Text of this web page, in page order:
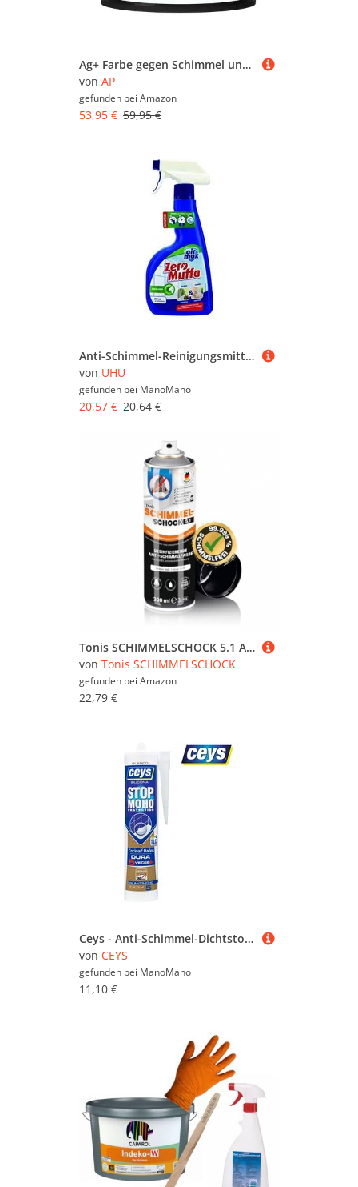
Ag+ Farbe gegen Schimmel und Schadstoffe, chlorfreie Anti-Schimmel-Farbe (5 L)
von AP
gefunden bei Amazon
53,95 € 59,95 €
Anti-Schimmel-Reinigungsmittel 500 ml uhu Bostik
von UHU
gefunden bei ManoMano
20,57 € 20,64 €
Tonis SCHIMMELSCHOCK 5.1 Anti-Schimmel-Farbe mit 99,999% antimikrobieller Wirkung | Sprühfarbe für ca. 1,5 m², wissenschaftlich nachgewiesene Sofortwirkung | Effektiv und zuverlässig
von Tonis SCHIMMELSCHOCK
gefunden bei Amazon
22,79 €
Ceys - Anti-Schimmel-Dichtstoff – Weiße Kartusche 280 ml 505540
von CEYS
gefunden bei ManoMano
11,10 €